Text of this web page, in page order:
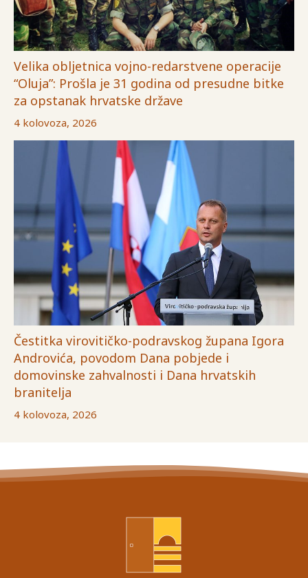
Velika obljetnica vojno-redarstvene operacije
“Oluja”: Prošla je 31 godina od presudne bitke
za opstanak hrvatske države
4 kolovoza, 2026
Čestitka virovitičko-podravskog župana Igora
Androvića, povodom Dana pobjede i
domovinske zahvalnosti i Dana hrvatskih
branitelja
4 kolovoza, 2026